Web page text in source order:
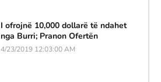
I ofrojnë 10,000 dollarë të ndahet
nga Burri; Pranon Ofertën
4/23/2019 12:03:00 AM